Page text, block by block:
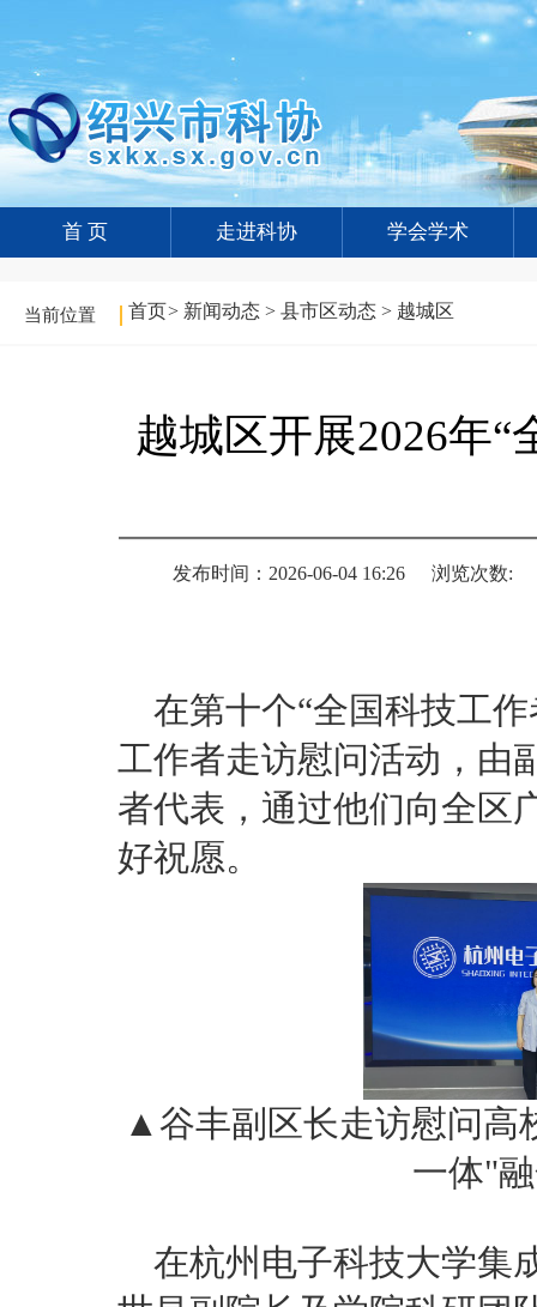
首 页 走进科协 学会学术
当前位置 首页> 新闻动态 > 县市区动态 > 越城区
越城区开展2026年“
发布时间：2026-06-04 16:26 浏览次数:
在第十个“全国科技工
工作者走访慰问活动，由
者代表，通过他们向全区
好祝愿。
▲谷丰副区长走访慰问高
一体"
在杭州电子科技大学集